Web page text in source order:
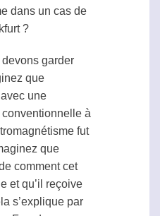
dans un cas de
?
garder
que
une
à
fut
que
comment cet
et qu’il reçoive
s’explique par